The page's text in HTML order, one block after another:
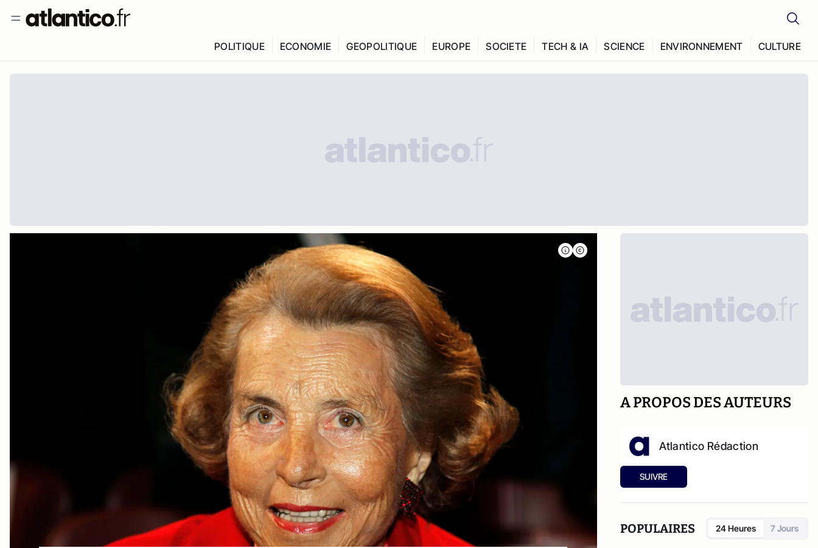
POLITIQUE ECONOMIE GEOPOLITIQUE EUROPE SOCIETE TECH & IA SCIENCE ENVIRONNEMENT CULTURE
A PROPOS DES AUTEURS
Atlantico Rédaction
SUIVRE
POPULAIRES 24 Heures 7 Jours